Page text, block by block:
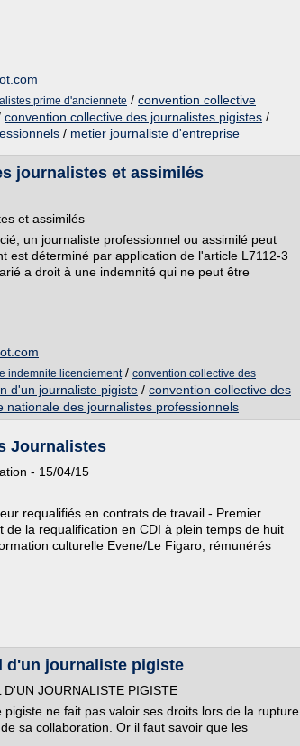
prime d'anciennete / convention collective
convention collective des journalistes pigistes /
/ metier journaliste d'entreprise
journalistes et assimilés
et assimilés
un journaliste professionnel ou assimilé peut
est déterminé par application de l'article L7112-3
a droit à une indemnité qui ne peut être
indemnite licenciement/ convention collective des
d'un journaliste pigiste / convention collective des
nationale des journalistes professionnels
Journalistes
- 15/04/15
requalifiés en contrats de travail - Premier
la requalification en CDI à plein temps de huit
culturelle Evene/Le Figaro, rémunérés
d'un journaliste pigiste
D'UN JOURNALISTE PIGISTE
ne fait pas valoir ses droits lors de la rupture
sa collaboration. Or il faut savoir que les